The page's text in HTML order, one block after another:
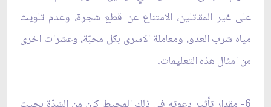
على غير المقاتلين، الامتناع عن قطع شجرة، وعدم تلويث
مياه شرب العدو، ومعاملة الاسرى بكل محبّة، وعشرات اخرى
من امثال هذه التعليمات.